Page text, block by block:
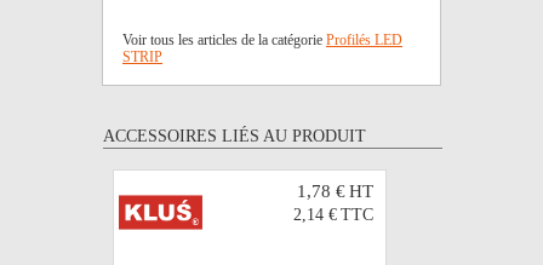
Voir tous les articles de la catégorie Profilés LED
STRIP
ACCESSOIRES LIÉS AU PRODUIT
1,78 €HT
2,14 € TTC